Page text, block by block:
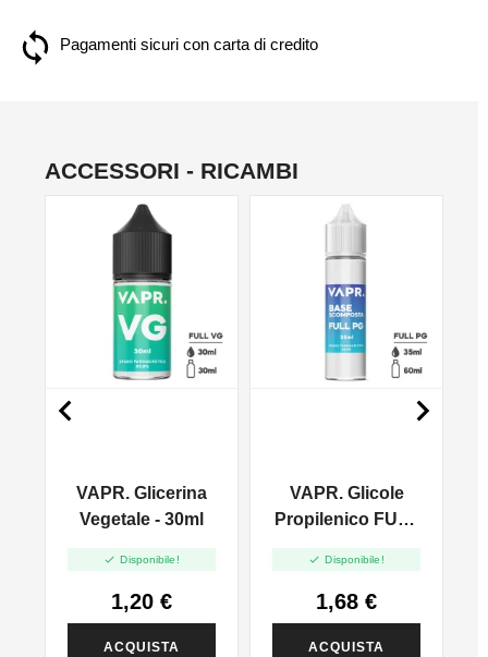
Pagamenti sicuri con carta di credito
ACCESSORI - RICAMBI
VAPR. Glicerina
Vegetale - 30ml
 Disponibile!
1,20 €
ACQUISTA
VAPR. Glicole
Propilenico FULL
 Disponibile!
1,68 €
ACQUISTA
 